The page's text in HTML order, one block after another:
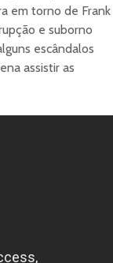
em torno de Frank
e suborno
escândalos
assistir as